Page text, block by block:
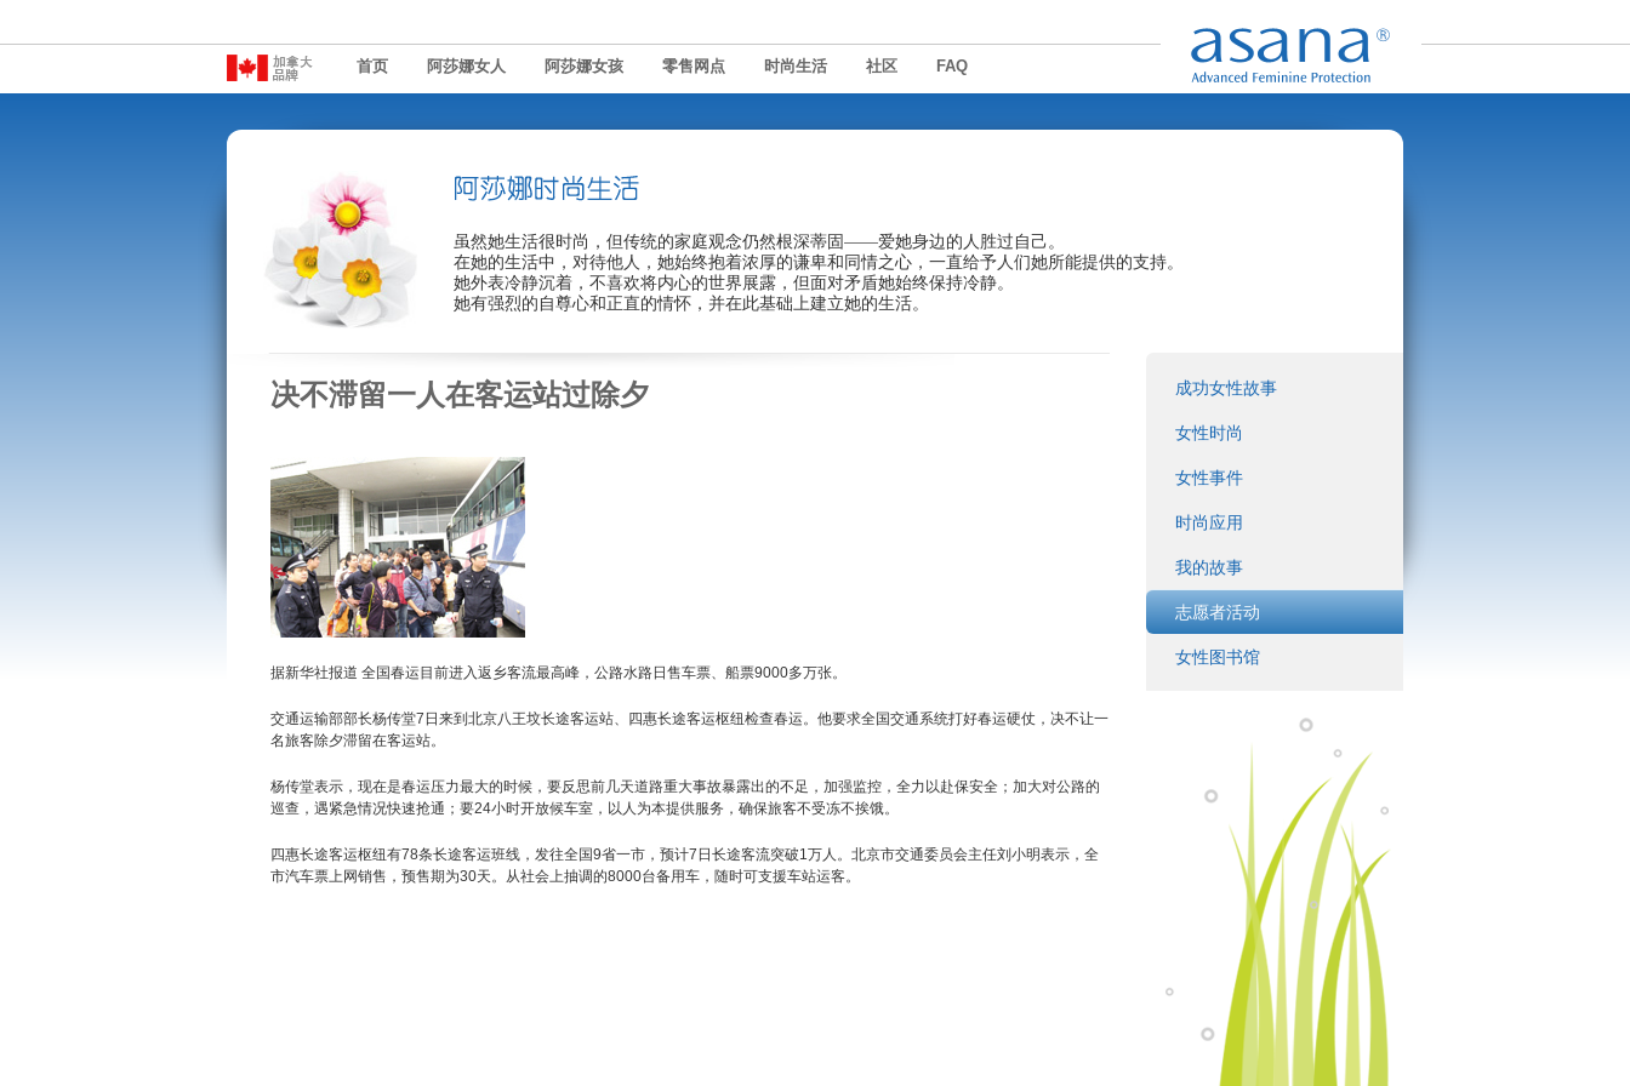
首页 阿莎娜女人 阿莎娜女孩 零售网点 时尚生活 社区 FAQ
虽然她生活很时尚，但传统的家庭观念仍然根深蒂固——爱她身边的人胜过自己。
在她的生活中，对待他人，她始终抱着浓厚的谦卑和同情之心，一直给予人们她所能提供的支持。
她外表冷静沉着，不喜欢将内心的世界展露，但面对矛盾她始终保持冷静。
她有强烈的自尊心和正直的情怀，并在此基础上建立她的生活。
决不滞留一人在客运站过除夕
据新华社报道 全国春运目前进入返乡客流最高峰，公路水路日售车票、船票9000多万张。
交通运输部部长杨传堂7日来到北京八王坟长途客运站、四惠长途客运枢纽检查春运。他要求全国交通系统打好春运硬仗，决不让一
名旅客除夕滞留在客运站。
杨传堂表示，现在是春运压力最大的时候，要反思前几天道路重大事故暴露出的不足，加强监控，全力以赴保安全；加大对公路的
巡查，遇紧急情况快速抢通；要24小时开放候车室，以人为本提供服务，确保旅客不受冻不挨饿。
四惠长途客运枢纽有78条长途客运班线，发往全国9省一市，预计7日长途客流突破1万人。北京市交通委员会主任刘小明表示，全
市汽车票上网销售，预售期为30天。从社会上抽调的8000台备用车，随时可支援车站运客。
成功女性故事
女性时尚
女性事件
时尚应用
我的故事
志愿者活动
女性图书馆